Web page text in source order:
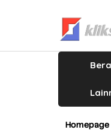
Homepage